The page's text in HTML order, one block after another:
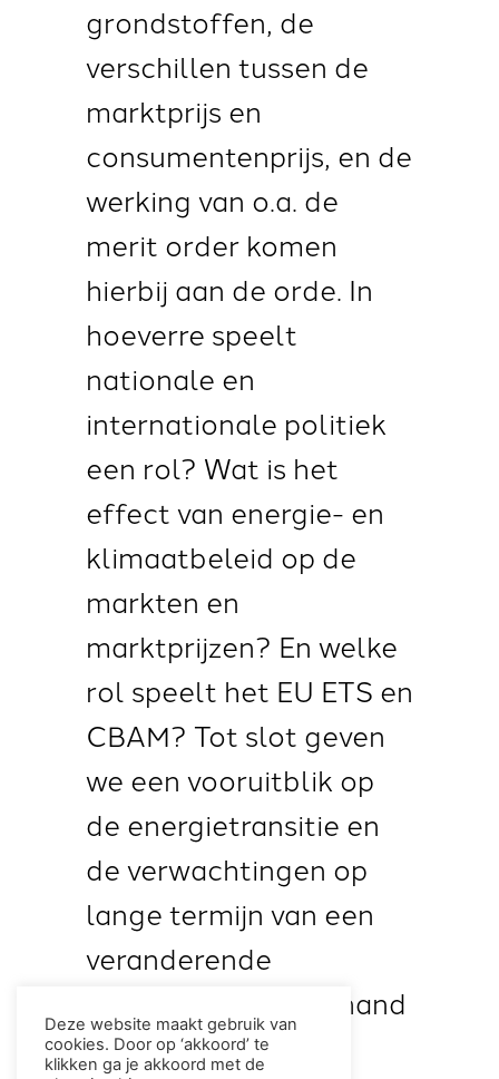
grondstoffen, de
verschillen tussen de
marktprijs en
consumentenprijs, en de
werking van o.a. de
merit order komen
hierbij aan de orde. In
hoeverre speelt
nationale en
internationale politiek
een rol? Wat is het
effect van energie- en
klimaatbeleid op de
markten en
marktprijzen? En welke
rol speelt het EU ETS en
CBAM? Tot slot geven
we een vooruitblik op
de energietransitie en
de verwachtingen op
lange termijn van een
veranderende
energiemix aan de hand
van scenario’s.
Deze website maakt gebruik van
cookies. Door op ‘akkoord’ te
klikken ga je akkoord met de